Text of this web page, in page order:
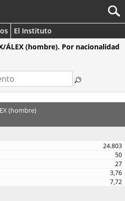
El Instituto
ÁLEX (hombre). Por nacionalidad
(hombre)
24.803
50
27
3,76
7,72